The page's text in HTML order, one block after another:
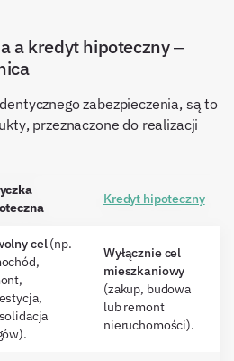
a kredyt hipoteczny –
zabezpieczenia, są to
przeznaczone do realizacji
Kredyt hipoteczny
cel(np.
Wyłącznie cel
mieszkaniowy
(zakup, budowa
lub remont
nieruchomości).